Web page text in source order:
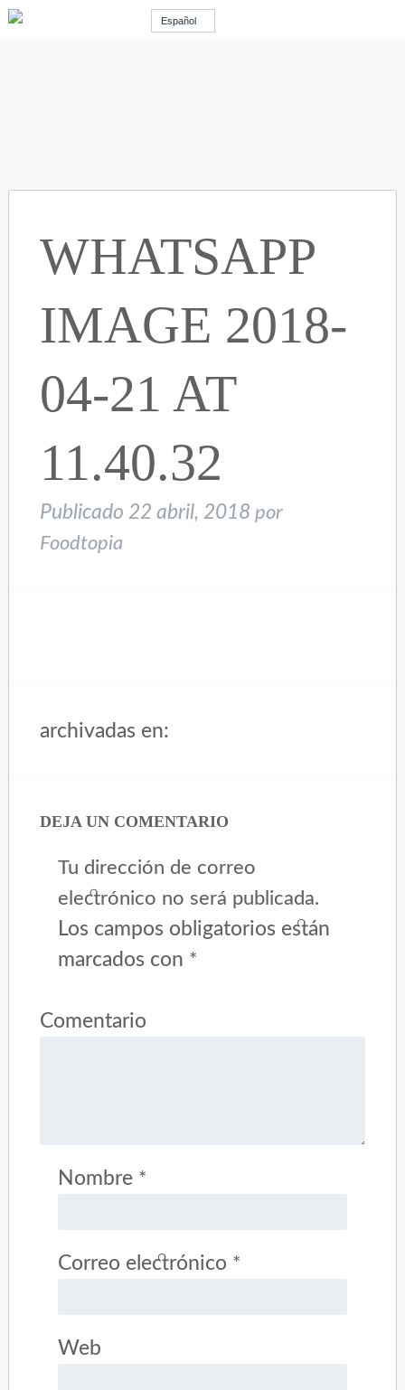
Español
WHATSAPP
IMAGE 2018-
04-21 AT
11.40.32
Publicado 22 abril, 2018 por
Foodtopia
archivadas en:
DEJA UN COMENTARIO
Tu dirección de correo
electrónico no será publicada.
Los campos obligatorios están
marcados con *
Comentario
Nombre *
Correo electrónico *
Web